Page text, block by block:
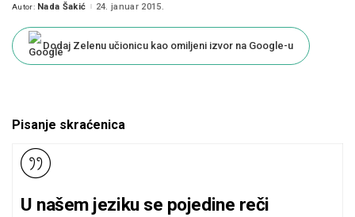
Posted
Autor: Nada Šakić 24. januar 2015.
Dodaj Zelenu učionicu kao omiljeni izvor na Google-u
Pisanje skraćenica
U našem jeziku se pojedine reči